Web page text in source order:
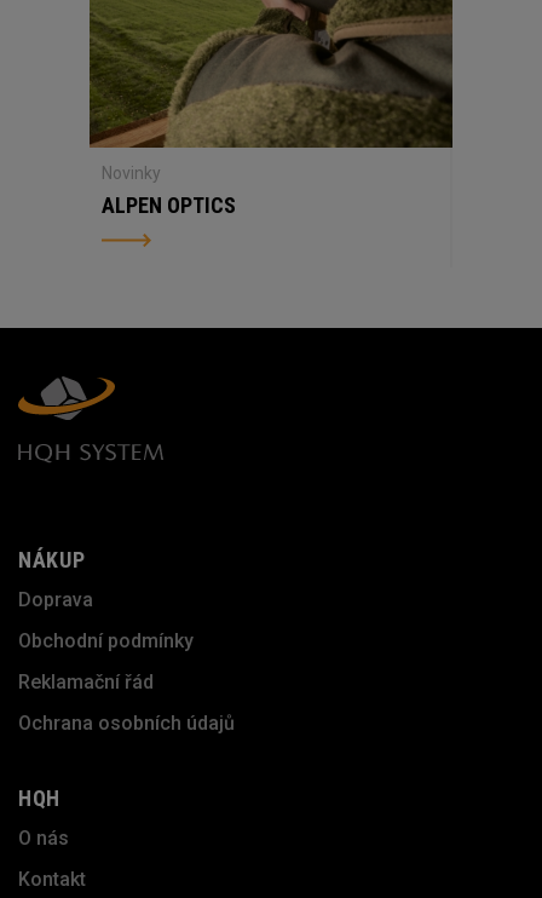
Novinky
ALPEN OPTICS
NÁKUP
Doprava
Obchodní podmínky
Reklamační řád
Ochrana osobních údajů
HQH
O nás
Kontakt